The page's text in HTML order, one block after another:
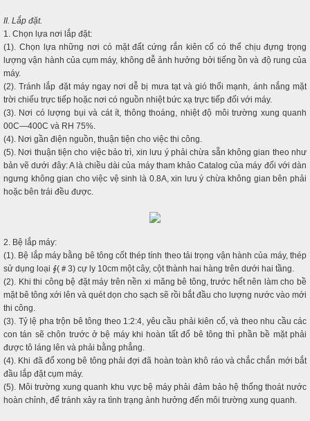
II. Lắp đặt.
1. Chọn lựa nơi lắp đặt:
(1). Chọn lựa những nơi có mặt đất cứng rắn kiên cố có thể chịu đựng trọng
lượng vận hành của cụm máy, không dễ ảnh hưởng bởi tiếng ồn và độ rung của
máy.
(2). Tránh lắp đặt máy ngay nơi dễ bị mưa tạt và gió thổi mạnh, ánh nắng mặt
trời chiếu trực tiếp hoặc nơi có nguồn nhiệt bức xạ trực tiếp đối với máy.
(3). Nơi có lượng bụi và cát ít, thông thoáng, nhiệt độ môi trường xung quanh
00C—400C và RH 75%.
(4). Nơi gần điện nguồn, thuận tiện cho việc thi công.
(5). Nơi thuận tiện cho việc bảo trì, xin lưu ý phải chừa sẵn không gian theo như
bản vẽ dưới đây: A là chiều dài của máy tham khảo Catalog của máy đối với dàn
ngưng không gian cho việc vệ sinh là 0.8A, xin lưu ý chừa không gian bên phải
hoặc bên trái đều được.
2. Bệ lắp máy:
(1). Bệ lắp máy bằng bê tông cốt thép tính theo tải trọng vận hành của máy, thép
sử dụng loại ∮(＃3) cự ly 10cm một cây, cột thành hai hàng trên dưới hai tầng.
(2). Khi thi công bệ đặt máy trên nền xi măng bê tông, trước hết nên làm cho bề
mặt bê tông xới lên và quét dọn cho sạch sẽ rồi bắt đầu cho lượng nước vào mới
thi công.
(3). Tỷ lệ pha trộn bê tông theo 1:2:4, yêu cầu phải kiên cố, và theo nhu cầu các
con tán sẽ chôn trước ở bệ máy khi hoàn tất đổ bê tông thì phần bề mặt phải
được tô láng lên và phải bằng phẳng.
(4). Khi đã đổ xong bê tông phải đợi đã hoàn toàn khô ráo và chắc chắn mới bắt
đầu lắp đặt cụm máy.
(5). Môi trường xung quanh khu vực bệ máy phải đảm bảo hệ thống thoát nước
hoàn chỉnh, để tránh xảy ra tình trạng ảnh hưởng đến môi trường xung quanh.